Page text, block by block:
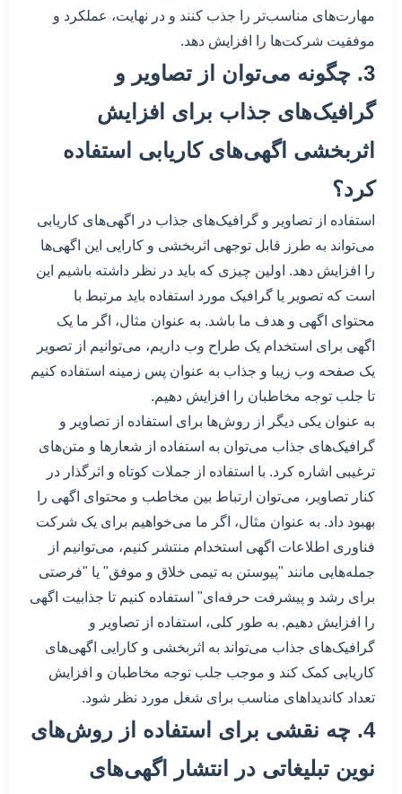
مهارت‌های مناسب‌تر را جذب کنند و در نهایت، عملکرد و
موفقیت شرکت‌ها را افزایش دهد.
3. چگونه می‌توان از تصاویر و
گرافیک‌های جذاب برای افزایش
اثربخشی اگهی‌های کاریابی استفاده
کرد؟
استفاده از تصاویر و گرافیک‌های جذاب در اگهی‌های کاریابی
می‌تواند به طرز قابل توجهی اثربخشی و کارایی این اگهی‌ها
را افزایش دهد. اولین چیزی که باید در نظر داشته باشیم این
است که تصویر یا گرافیک مورد استفاده باید مرتبط با
محتوای اگهی و هدف ما باشد. به عنوان مثال، اگر ما یک
اگهی برای استخدام یک طراح وب داریم، می‌توانیم از تصویر
یک صفحه وب زیبا و جذاب به عنوان پس زمینه استفاده کنیم
تا جلب توجه مخاطبان را افزایش دهیم.
به عنوان یکی دیگر از روش‌ها برای استفاده از تصاویر و
گرافیک‌های جذاب می‌توان به استفاده از شعارها و متن‌های
ترغیبی اشاره کرد. با استفاده از جملات کوتاه و اثرگذار در
کنار تصاویر، می‌توان ارتباط بین مخاطب و محتوای اگهی را
بهبود داد. به عنوان مثال، اگر ما می‌خواهیم برای یک شرکت
فناوری اطلاعات اگهی استخدام منتشر کنیم، می‌توانیم از
جمله‌هایی مانند "پیوستن به تیمی خلاق و موفق" یا "فرصتی
برای رشد و پیشرفت حرفه‌ای" استفاده کنیم تا جذابیت اگهی
را افزایش دهیم. به طور کلی، استفاده از تصاویر و
گرافیک‌های جذاب می‌تواند به اثربخشی و کارایی اگهی‌های
کاریابی کمک کند و موجب جلب توجه مخاطبان و افزایش
تعداد کاندیداهای مناسب برای شغل مورد نظر شود.
4. چه نقشی برای استفاده از روش‌های
نوین تبلیغاتی در انتشار اگهی‌های